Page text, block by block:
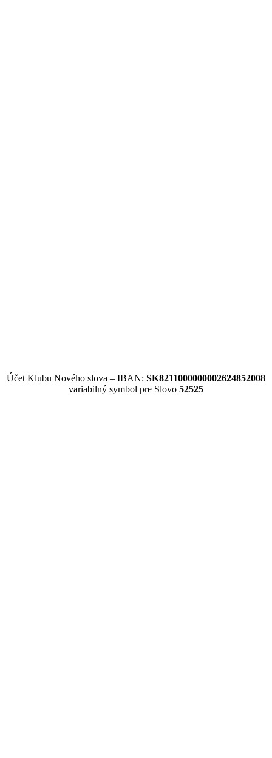
Účet Klubu Nového slova – IBAN: SK8211000000002624852008
variabilný symbol pre Slovo 52525